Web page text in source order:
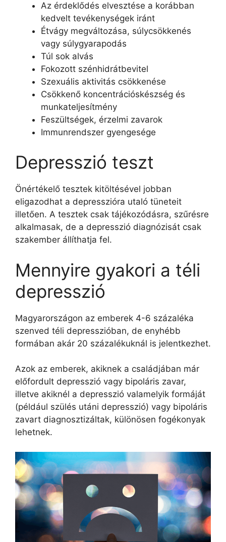
Az érdeklődés elvesztése a korábban
kedvelt tevékenységek iránt
Étvágy megváltozása, súlycsökkenés
vagy súlygyarapodás
Túl sok alvás
Fokozott szénhidrátbevitel
Szexuális aktivitás csökkenése
Csökkenő koncentrációskészség és
munkateljesítmény
Feszültségek, érzelmi zavarok
Immunrendszer gyengesége
Depresszió teszt
Önértékelő tesztek kitöltésével jobban
eligazodhat a depresszióra utaló tüneteit
illetően. A tesztek csak tájékozódásra, szűrésre
alkalmasak, de a depresszió diagnózisát csak
szakember állíthatja fel.
Mennyire gyakori a téli
depresszió
Magyarországon az emberek 4-6 százaléka
szenved téli depresszióban, de enyhébb
formában akár 20 százalékuknál is jelentkezhet.
Azok az emberek, akiknek a családjában már
előfordult depresszió vagy bipoláris zavar,
illetve akiknél a depresszió valamelyik formáját
(például szülés utáni depresszió) vagy bipoláris
zavart diagnosztizáltak, különösen fogékonyak
lehetnek.